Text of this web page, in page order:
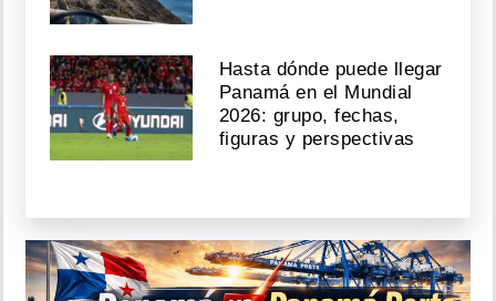
Hasta dónde puede llegar
Panamá en el Mundial
2026: grupo, fechas,
figuras y perspectivas